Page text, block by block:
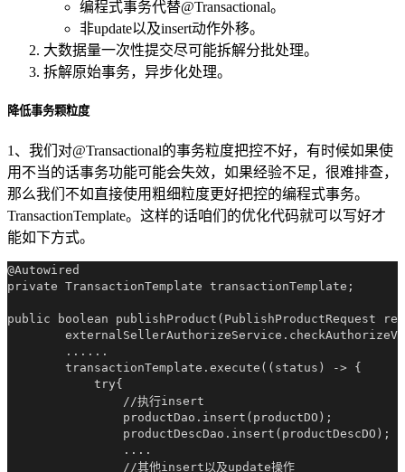
编程式事务代替@Transactional。
非update以及insert动作外移。
大数据量一次性提交尽可能拆解分批处理。
拆解原始事务，异步化处理。
降低事务颗粒度
1、我们对@Transactional的事务粒度把控不好，有时候如果使
用不当的话事务功能可能会失效，如果经验不足，很难排查，
那么我们不如直接使用粗细粒度更好把控的编程式事务。
TransactionTemplate。这样的话咱们的优化代码就可以写好才
能如下方式。
@Autowired
private TransactionTemplate transactionTemplate;
public boolean publishProduct(PublishProductRequest
        ......
        transactionTemplate.execute((status) -> {
            try{
                //执行insert
                productDao.insert(productDO);
                productDescDao.insert(productDescDO);
                ....
                //其他insert以及update操作